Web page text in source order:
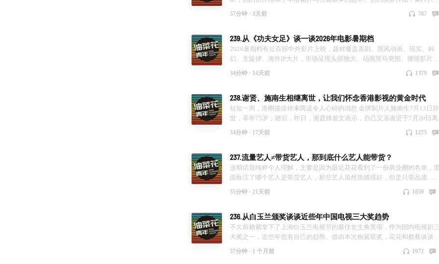
念不止 “谁是凶手”，而是 “人为何走向罪恶”。 正是因为如此，东野圭吾的
两极化，国内改编的《回廊亭》更是豆瓣频分没有过6分。 不久前，东野圭
吾因为结肠癌去世了，在这个时期，花花和菜菜盘点一下他的作品及影视剧
改变。
37分钟 · 3天前 787
239.从《功夫女足》谈一谈2026年电影暑期档
2026暑期档有近百部中外影片上映，题材覆盖喜剧、国风动画、现实、科
幻、主旋律、海外IP大片，市场呈现头部独大、动画黑马突围、腰部影片承
足》是档期绝对核心支柱，带动大盘。但是同样这部电影也充满争议，很多
部阖家欢乐的电影。 在本期节目中，花花和菜菜一方面分析了一下这部电
影，另一方面也盘点了一下暑期档，对于即将上映的电影进行了盘点。
34分钟 · 14天前 1379
238.谢贤、施南生相继离世，让我们怀念香港影视的黄金时代
短短一周，港圈接连传来两道令人心碎的消息 金牌制片人施南生7月13日辞
世，享年75岁；随后，昨日，谢霆锋发文表示，自己父亲谢贤于7月20日离
语片到荧幕百花齐放的全过程，台前幕后两大传奇相继落幕，无数影迷感
影不可缺少的基石，亦舒甚至以她为原型创作了《流金岁月》里的蒋南孙一
角。作为“新艺城七怪”中唯一女性，她以极强的商业头脑，为充满创意却缺
乏规范的港片搭建起完整制片、预算、海外发行体系，让天马行空的创作落
港片奔赴戛纳、柏林的先行者，打通东南亚与欧美海外市场，让港式武侠
艺生涯出演两百余部影视作品，从上世纪五十年代粤语长片顶流小生，初代
荧幕杨过，到《千王之王》潇洒不羁的罗四海、《万水千山总是情》经典荧
幕形象，撑起TVB电视剧黄金年代。晚年85岁凭《杀出个黄昏》拿下金像奖
德华等后辈，“四哥”的潇洒风骨，是老一辈港星独有的江湖气度。 上世纪
34分钟 · 17天前 1275
237.流量艺人≠带货艺人，那到底什么艺人能带货？
这期话题纯粹个人理解，主要是因为最近花花看到了一份商业圈的名单，里
面标注了哪个艺人是带货艺人，那些艺人虽然质感很好，但是只带品质……
人，两个主播也分别阐述自己对流量艺人的看法，当然带货艺人也不仅仅就
的，但是如果只是为了一味卖货损失了作品质量，也是得不偿失。
35分钟 · 21天前 1859
236.从白玉兰颁奖谈谈近些年中国电视三大奖趋势
不久前杨紫拿下了上海白玉兰电视节的最佳女主角奖项，作为国内电视剧三
大奖之一，近些年也有自己的趋势。借由本次杨紫获奖，花花和蔡蔡谈谈自
届白玉兰的最佳剧集、最佳男女主来看，几乎全部出自现实、年代、基层、
37分钟 · 1 个月前 1972